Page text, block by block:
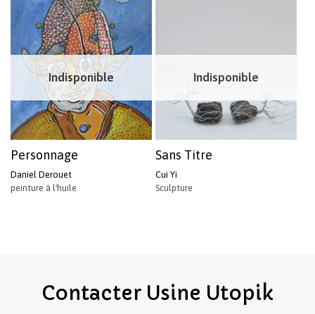
Indisponible
Personnage
Daniel Derouet
peinture à l'huile
Indisponible
Sans Titre
Cui Yi
Sculpture
Contacter Usine Utopik